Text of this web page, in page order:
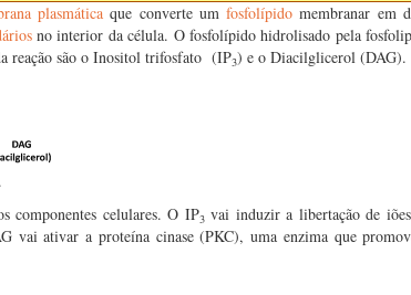
plasmáticaque converte umfosfolípidomembranar em
no interior da célula. O fosfolípido hidrolisado pela
reação são o Inositol trifosfato (IP3) e o Diacilglicerol (DAG).
componentes celulares. O IP3 vai induzir a libertação de
vai ativar a proteína cinase (PKC), uma enzima que